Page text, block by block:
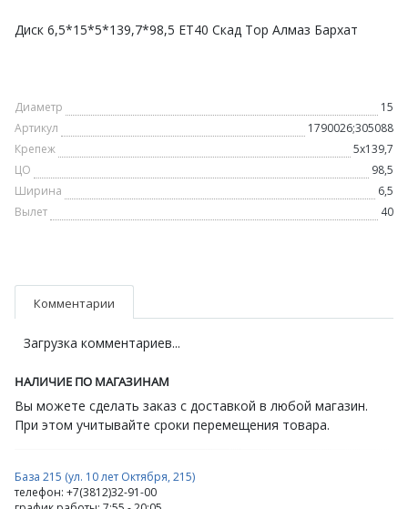
Диск 6,5*15*5*139,7*98,5 ET40 Скад Тор Алмаз Бархат
Диаметр
15
Артикул
1790026;305088
Крепеж
5х139,7
ЦО
98,5
Ширина
6,5
Вылет
40
Комментарии
Загрузка комментариев...
НАЛИЧИЕ ПО МАГАЗИНАМ
Вы можете сделать заказ с доставкой в любой магазин.
При этом учитывайте сроки перемещения товара.
База 215 (ул. 10 лет Октября, 215)
телефон: +7(3812)32-91-00